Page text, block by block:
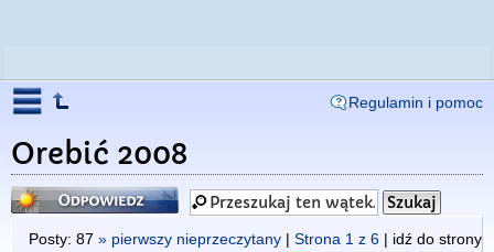
Regulamin i pomoc
Orebić 2008
Odpowiedz
Posty: 87 » pierwszy nieprzeczytany | Strona 1 z 6 | idź do strony